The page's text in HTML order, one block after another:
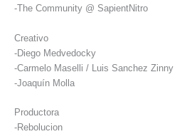
-The Community @ SapientNitro
Creativo
-Diego Medvedocky
-Carmelo Maselli / Luis Sanchez Zinny
-Joaquín Molla
Productora
-Rebolucion